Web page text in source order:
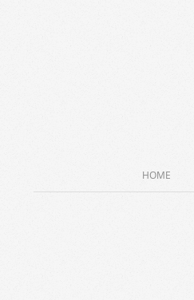
Navigation
HOME